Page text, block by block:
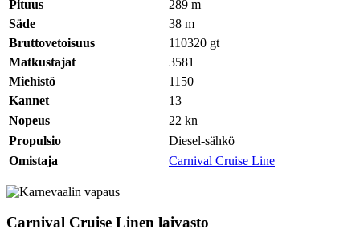
Pituus
289 m
Säde
38 m
Bruttovetoisuus
110320 gt
Matkustajat
3581
Miehistö
1150
Kannet
13
Nopeus
22 kn
Propulsio
Diesel-sähkö
Omistaja
Carnival Cruise Line
Carnival Cruise Linen laivasto